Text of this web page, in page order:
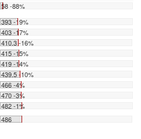
58 -88%
393 -19%
403 -17%
410.3 -16%
415 -15%
419 -14%
439.5 -10%
466 -4%
470 -3%
482 -1%
486